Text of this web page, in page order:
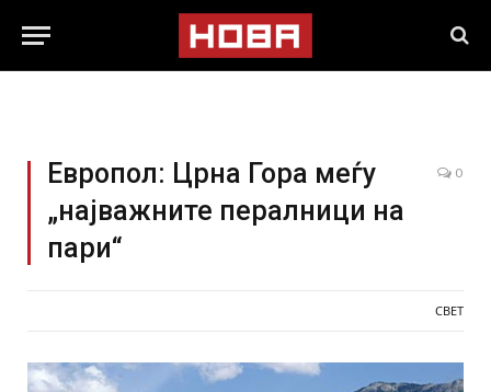
Европол: Црна Гора меѓу
„најважните пералници на
пари“
0
СВЕТ